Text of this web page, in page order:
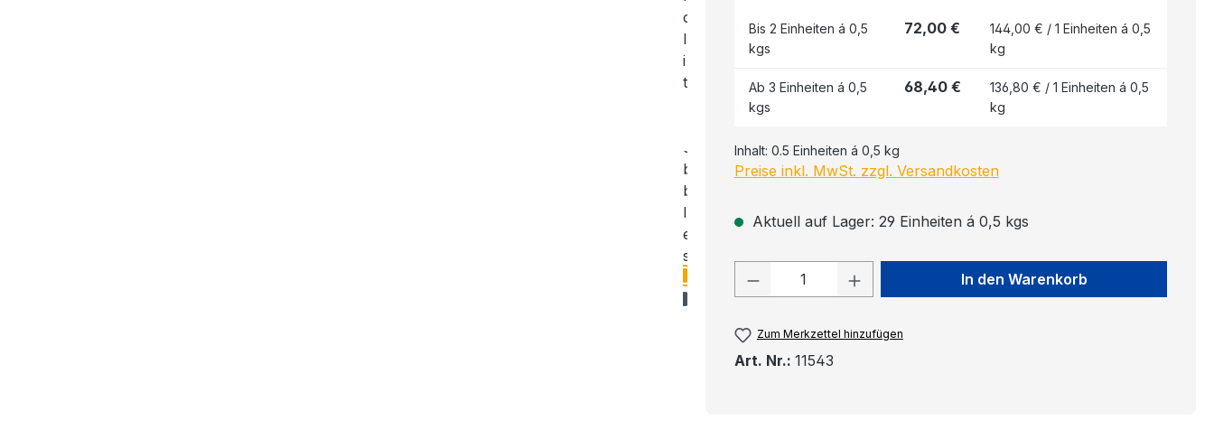
Bis 2 Einheiten á 0,5
kgs
72,00 €
144,00 € / 1 Einheiten á 0,5
kg
Ab 3 Einheiten á 0,5
kgs
68,40 €
136,80 € / 1 Einheiten á 0,5
kg
Inhalt: 0.5 Einheiten á 0,5 kg
Preise inkl. MwSt. zzgl. Versandkosten
Aktuell auf Lager: 29 Einheiten á 0,5 kgs
Produkt Anzahl: Gib den gewünschten Wert
In den Warenkorb
Zum Merkzettel hinzufügen
Art. Nr.: 11543